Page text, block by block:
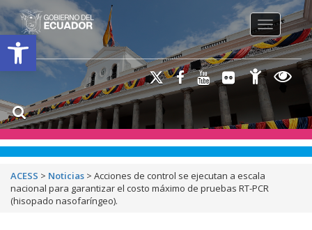
Open toolbar
Toggle
ACESS > Noticias > Acciones de control se ejecutan a escala
nacional para garantizar el costo máximo de pruebas RT-PCR
(hisopado nasofaríngeo).